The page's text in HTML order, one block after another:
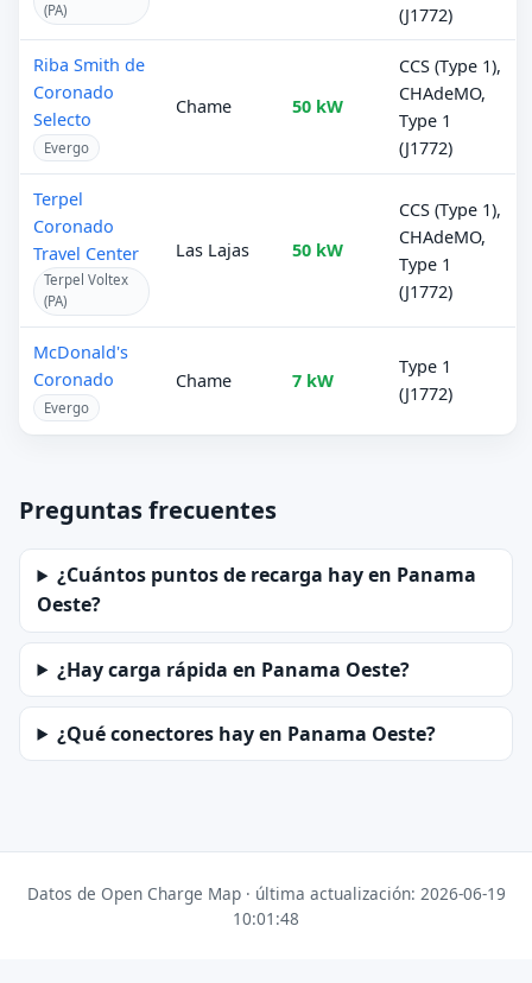
(PA)
(J1772)
Riba Smith de
Coronado
Selecto
Evergo
Chame 50 kW
CCS (Type 1),
CHAdeMO,
Type 1
(J1772)
Terpel
Coronado
Travel Center
Terpel Voltex
(PA)
Las Lajas 50 kW
CCS (Type 1),
CHAdeMO,
Type 1
(J1772)
McDonald's
Coronado
Evergo
Chame 7 kW
Type 1
(J1772)
Preguntas frecuentes
¿Cuántos puntos de recarga hay en Panama
Oeste?
¿Hay carga rápida en Panama Oeste?
¿Qué conectores hay en Panama Oeste?
Datos de Open Charge Map · última actualización: 2026-06-19
10:01:48